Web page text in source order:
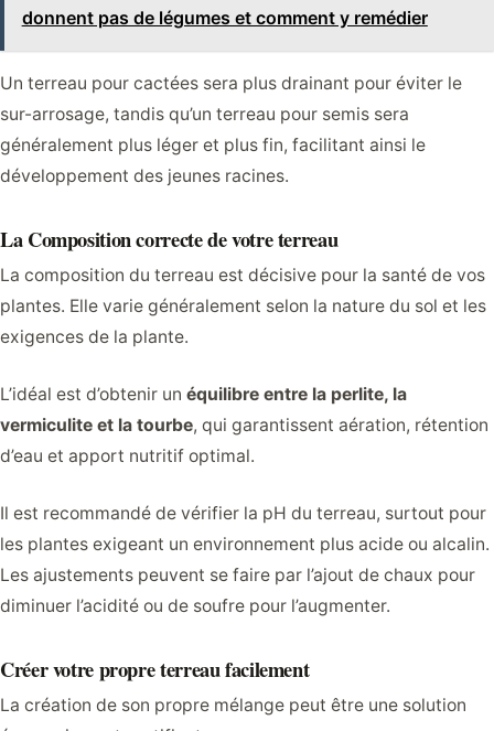
donnent pas de légumes et comment y remédier
Un terreau pour cactées sera plus drainant pour éviter le
sur-arrosage, tandis qu’un terreau pour semis sera
généralement plus léger et plus fin, facilitant ainsi le
développement des jeunes racines.
La Composition correcte de votre terreau
La composition du terreau est décisive pour la santé de vos
plantes. Elle varie généralement selon la nature du sol et les
exigences de la plante.
L’idéal est d’obtenir un équilibre entre la perlite, la
vermiculite et la tourbe, qui garantissent aération, rétention
d’eau et apport nutritif optimal.
Il est recommandé de vérifier la pH du terreau, surtout pour
les plantes exigeant un environnement plus acide ou alcalin.
Les ajustements peuvent se faire par l’ajout de chaux pour
diminuer l’acidité ou de soufre pour l’augmenter.
Créer votre propre terreau facilement
La création de son propre mélange peut être une solution